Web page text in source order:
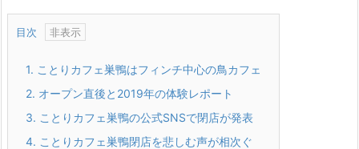
目次
1. ことりカフェ巣鴨はフィンチ中心の鳥カフェ
2. オープン直後と2019年の体験レポート
3. ことりカフェ巣鴨の公式SNSで閉店が発表
4. ことりカフェ巣鴨閉店を悲しむ声が相次ぐ